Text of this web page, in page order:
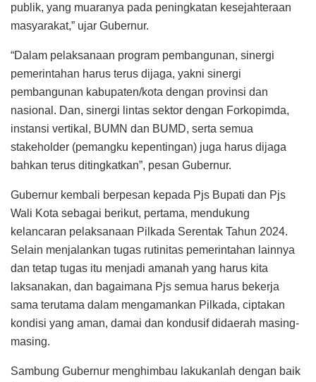
publik, yang muaranya pada peningkatan kesejahteraan
masyarakat,” ujar Gubernur.
“Dalam pelaksanaan program pembangunan, sinergi
pemerintahan harus terus dijaga, yakni sinergi
pembangunan kabupaten/kota dengan provinsi dan
nasional. Dan, sinergi lintas sektor dengan Forkopimda,
instansi vertikal, BUMN dan BUMD, serta semua
stakeholder (pemangku kepentingan) juga harus dijaga
bahkan terus ditingkatkan”, pesan Gubernur.
Gubernur kembali berpesan kepada Pjs Bupati dan Pjs
Wali Kota sebagai berikut, pertama, mendukung
kelancaran pelaksanaan Pilkada Serentak Tahun 2024.
Selain menjalankan tugas rutinitas pemerintahan lainnya
dan tetap tugas itu menjadi amanah yang harus kita
laksanakan, dan bagaimana Pjs semua harus bekerja
sama terutama dalam mengamankan Pilkada, ciptakan
kondisi yang aman, damai dan kondusif didaerah masing-
masing.
Sambung Gubernur menghimbau lakukanlah dengan baik